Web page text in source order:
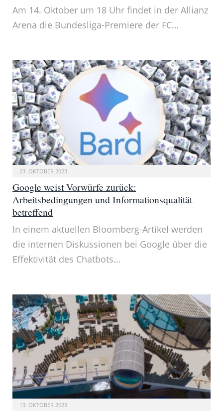
Am 14. Oktober um 18 Uhr findet in der Allianz
Arena die Bundesliga-Premiere der FC…
23. OKTOBER 2023
Google weist Vorwürfe zurück:
Arbeitsbedingungen und Informationsqualität
betreffend
In einem aktuellen Bloomberg-Artikel werden
die internen Diskussionen bei Google über die
Effektivität des Chatbots…
13. OKTOBER 2023